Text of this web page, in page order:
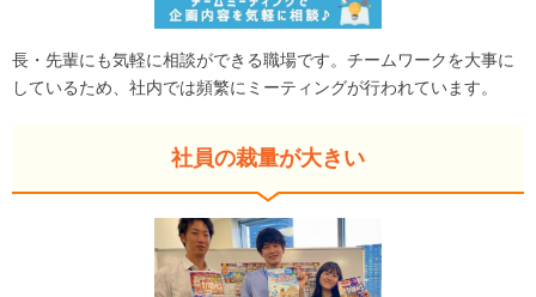
長・先輩にも気軽に相談ができる職場です。チームワークを大事に
しているため、社内では頻繁にミーティングが行われています。
社員の裁量が大きい